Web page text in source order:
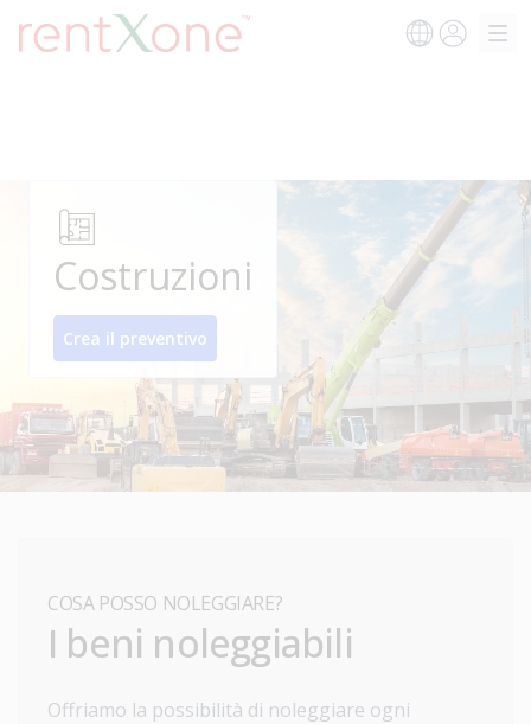
Costruzioni
Crea il preventivo
COSA POSSO NOLEGGIARE?
I beni noleggiabili
Offriamo la possibilità di noleggiare ogni